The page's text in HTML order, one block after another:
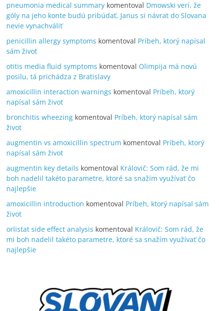
pneumonia medical summary komentoval Dmowski verí, že
góly na jeho konte budú pribúdať, Janus si návrat do Slovana
nevie vynachváliť
penicillin allergy symptoms komentoval Príbeh, ktorý napísal
sám život
otitis media fluid symptoms komentoval Olimpija má novú
posilu, tá prichádza z Bratislavy
amoxicillin interaction warnings komentoval Príbeh, ktorý
napísal sám život
bronchitis wheezing komentoval Príbeh, ktorý napísal sám
život
augmentin vs amoxicillin spectrum komentoval Príbeh, ktorý
napísal sám život
augmentin key details komentoval Královič: Som rád, že mi
boh nadelil takéto parametre, ktoré sa snažím využívať čo
najlepšie
amoxicillin introduction komentoval Príbeh, ktorý napísal sám
život
orlistat side effect analysis komentoval Královič: Som rád, že
mi boh nadelil takéto parametre, ktoré sa snažím využívať čo
najlepšie